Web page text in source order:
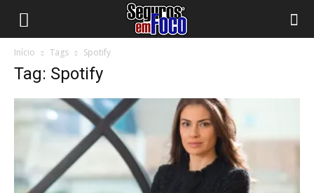
Início Tags Spotify
Tag: Spotify